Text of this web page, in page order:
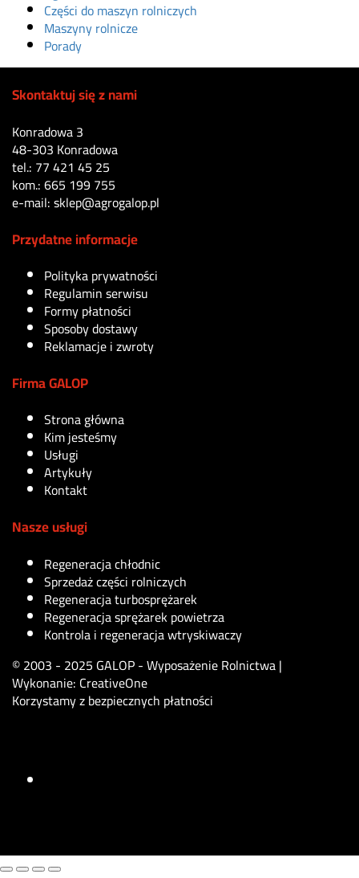
Części do maszyn rolniczych
Maszyny rolnicze
Porady
Skontaktuj się z nami
Konradowa 3
48-303 Konradowa
tel.: 77 421 45 25
kom.: 665 199 755
e-mail: sklep@agrogalop.pl
Przydatne informacje
Polityka prywatności
Regulamin serwisu
Formy płatności
Sposoby dostawy
Reklamacje i zwroty
Firma GALOP
Strona główna
Kim jesteśmy
Usługi
Artykuły
Kontakt
Nasze usługi
Regeneracja chłodnic
Sprzedaż części rolniczych
Regeneracja turbosprężarek
Regeneracja sprężarek powietrza
Kontrola i regeneracja wtryskiwaczy
© 2003 - 2025 GALOP - Wyposażenie Rolnictwa |
Wykonanie: CreativeOne
Korzystamy z bezpiecznych płatności